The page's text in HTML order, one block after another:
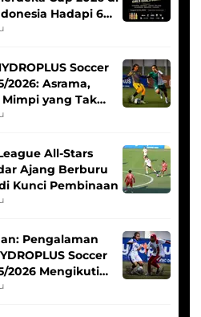
Hadapi 6
Soccer
2026: Asrama,
yang Tak
All-Stars
Ajang Berburu
Kunci Pembinaan
Pengalaman
Soccer
2026 Mengikuti
Putri